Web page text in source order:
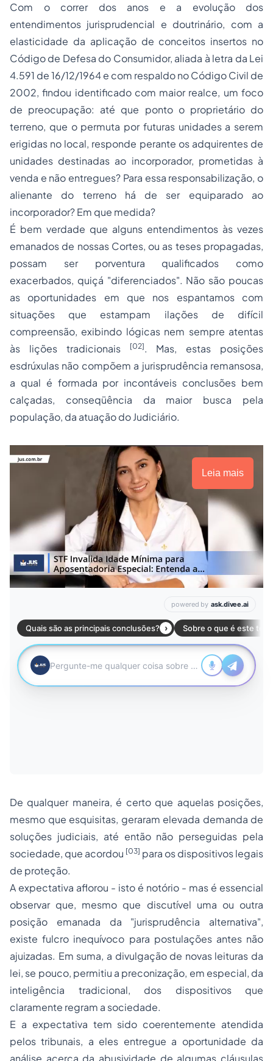
Com o correr dos anos e a evolução dos
entendimentos jurisprudencial e doutrinário, com a
elasticidade da aplicação de conceitos insertos no
Código de Defesa do Consumidor, aliada à letra da Lei
4.591 de 16/12/1964 e com respaldo no Código Civil de
2002, findou identificado com maior realce, um foco
de preocupação: até que ponto o proprietário do
terreno, que o permuta por futuras unidades a serem
erigidas no local, responde perante os adquirentes de
unidades destinadas ao incorporador, prometidas à
venda e não entregues? Para essa responsabilização, o
alienante do terreno há de ser equiparado ao
incorporador? Em que medida?
É bem verdade que alguns entendimentos às vezes
emanados de nossas Cortes, ou as teses propagadas,
possam ser porventura qualificados como
exacerbados, quiçá "diferenciados". Não são poucas
as oportunidades em que nos espantamos com
situações que estampam ilações de difícil
compreensão, exibindo lógicas nem sempre atentas
às lições tradicionais
[02]. Mas, estas posições
esdrúxulas não compõem a jurisprudência remansosa,
a qual é formada por incontáveis conclusões bem
calçadas, conseqüência da maior busca pela
população, da atuação do Judiciário.
Leia mais
De qualquer maneira, é certo que aquelas posições,
mesmo que esquisitas, geraram elevada demanda de
soluções judiciais, até então não perseguidas pela
sociedade, que acordou [03] para os dispositivos legais
de proteção.
A expectativa aflorou - isto é notório - mas é essencial
observar que, mesmo que discutível uma ou outra
posição emanada da "jurisprudência alternativa",
existe fulcro inequívoco para postulações antes não
ajuizadas. Em suma, a divulgação de novas leituras da
lei, se pouco, permitiu a preconização, em especial, da
inteligência tradicional, dos dispositivos que
claramente regram a sociedade.
E a expectativa tem sido coerentemente atendida
pelos tribunais, a eles entregue a oportunidade da
análise acerca da abusividade de algumas cláusulas